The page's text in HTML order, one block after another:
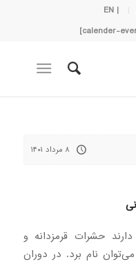
| EN
۸ مرداد ۱۴۰۱
حشرات قرمزدانه و
نام برد. در دوران